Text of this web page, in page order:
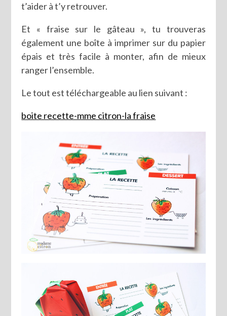
t’aider à t’y retrouver.
Et « fraise sur le gâteau », tu trouveras
également une boîte à imprimer sur du papier
épais et très facile à monter, afin de mieux
ranger l’ensemble.
Le tout est téléchargeable au lien suivant :
boite recette-mme citron-la fraise